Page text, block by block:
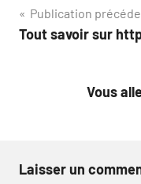
Navigation
de
Publication
Tout savoir sur
Vous
Laisser un